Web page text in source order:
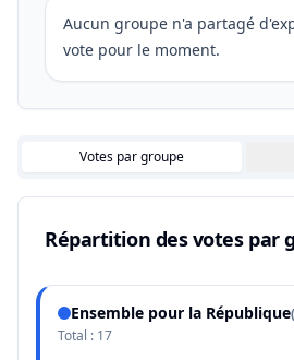
Aucun groupe n'a partagé
vote pour le moment.
Votes par groupe
Répartition des votes par
Ensemble pour la République(
Total : 17